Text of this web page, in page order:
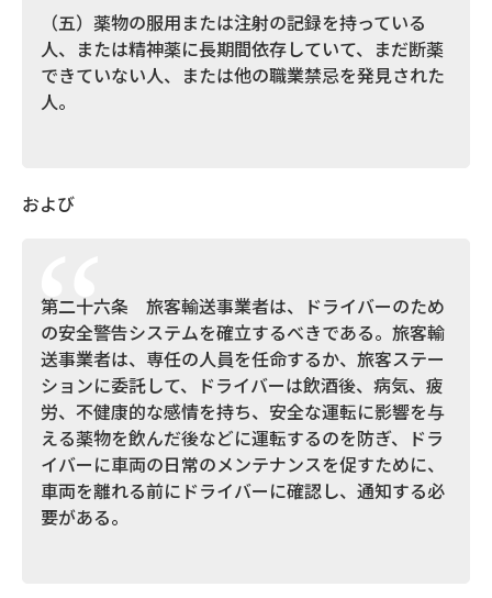
（五）薬物の服用または注射の記録を持っている
人、または精神薬に長期間依存していて、まだ断薬
できていない人、または他の職業禁忌を発見された
人。
および
第二十六条 旅客輸送事業者は、ドライバーのため
の安全警告システムを確立するべきである。旅客輸
送事業者は、専任の人員を任命するか、旅客ステー
ションに委託して、ドライバーは飲酒後、病気、疲
労、不健康的な感情を持ち、安全な運転に影響を与
える薬物を飲んだ後などに運転するのを防ぎ、ドラ
イバーに車両の日常のメンテナンスを促すために、
車両を離れる前にドライバーに確認し、通知する必
要がある。